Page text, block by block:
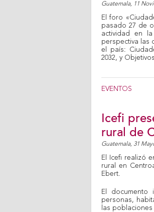
Guatemala, 11
El foro
pasado 27 de
actividad en
perspectiva las
el país:
2032, y
EVENTOS
Icefi
rural de
Guatemala, 31
El Icefi realizó
rural en
Ebert.
El
personas,
las